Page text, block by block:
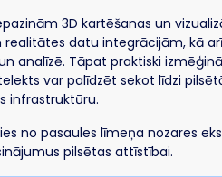
3D kartēšanas un
realitātes datu integrācijām, kā arī
analīzē. Tāpat praktiski
var palīdzēt sekot līdzi
infrastruktūru.
no pasaules līmeņa nozares
pilsētas attīstībai.